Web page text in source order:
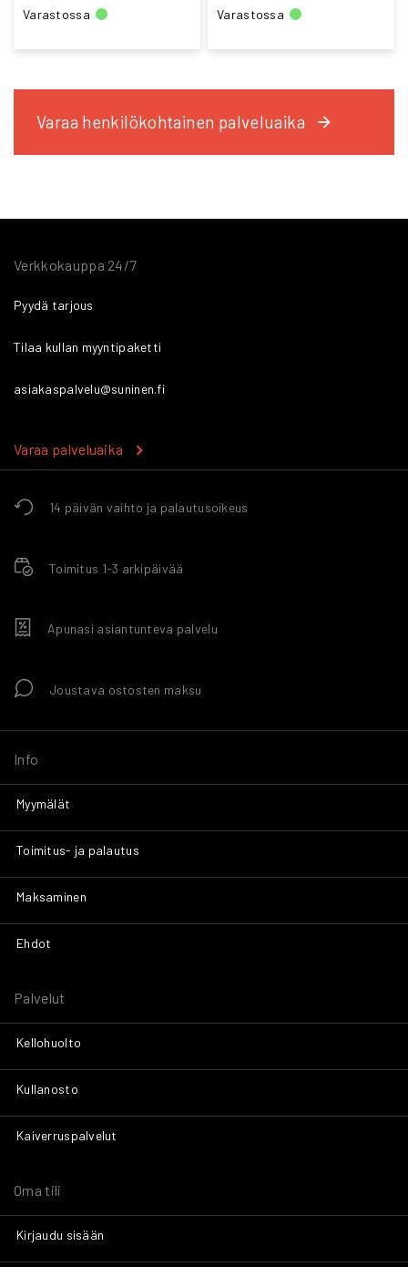
Varastossa Varastossa
Varaa henkilökohtainen palveluaika
14 päivän vaihto ja palautusoikeus
Toimitus 1-3 arkipäivää
Apunasi asiantunteva palvelu
Joustava ostosten maksu
Info
Myymälät
Toimitus- ja palautus
Maksaminen
Ehdot
Palvelut
Kellohuolto
Kullanosto
Kaiverruspalvelut
Oma tili
Kirjaudu sisään
Verkkokauppa 24/7
Pyydä tarjous
Tilaa kullan myyntipaketti
asiakaspalvelu@suninen.fi
Varaa palveluaika